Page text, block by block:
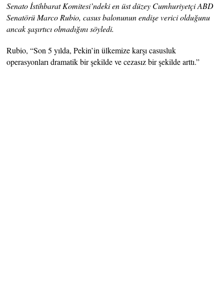
Senato İstihbarat Komitesi’ndeki en üst düzey Cumhuriyetçi ABD
Senatörü Marco Rubio, casus balonunun endişe verici olduğunu
ancak şaşırtıcı olmadığını söyledi.
Rubio, “Son 5 yılda, Pekin’in ülkemize karşı casusluk
operasyonları dramatik bir şekilde ve cezasız bir şekilde arttı.”